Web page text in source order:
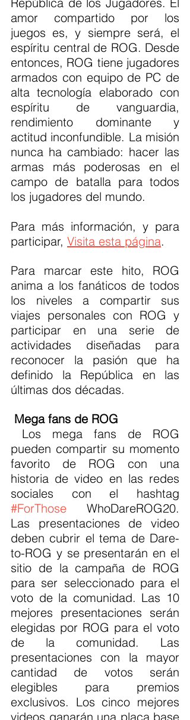
amor compartido por los
juegos es, y siempre será, el
espíritu central de ROG. Desde
entonces, ROG tiene jugadores
armados con equipo de PC de
alta tecnología elaborado con
espíritu de vanguardia,
rendimiento dominante y
actitud inconfundible. La misión
nunca ha cambiado: hacer las
armas más poderosas en el
campo de batalla para todos
los jugadores del mundo.
Para más información, y para
participar, Visita esta página.
Para marcar este hito, ROG
anima a los fanáticos de todos
los niveles a compartir sus
viajes personales con ROG y
participar en una serie de
actividades diseñadas para
reconocer la pasión que ha
definido la República en las
últimas dos décadas.
Mega fans de ROG
pueden compartir su momento
favorito de ROG con una
historia de video en las redes
#ForThose WhoDareROG20.
Las presentaciones de video
deben cubrir el tema de Dare-
to-ROG y se presentarán en el
sitio de la campaña de ROG
para ser seleccionado para el
voto de la comunidad. Las 10
mejores presentaciones serán
elegidas por ROG para el voto
de la comunidad. Las
presentaciones con la mayor
cantidad de votos serán
elegibles para premios
exclusivos. Los cinco mejores
videos ganarán una placa base